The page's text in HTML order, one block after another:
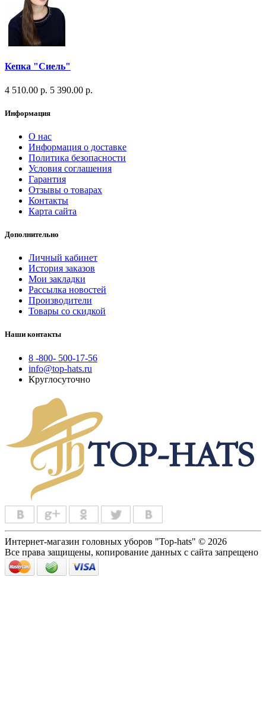
Кепка "Сиель"
4 510.00 р. 5 390.00 р.
Информация
О нас
Информация о доставке
Политика безопасности
Условия соглашения
Гарантия
Отзывы о товарах
Контакты
Карта сайта
Дополнительно
Личный кабинет
История заказов
Мои закладки
Рассылка новостей
Производители
Товары со скидкой
Наши контакты
8 -800- 500-17-56
info@top-hats.ru
Круглосуточно
Интернет-магазин головных уборов "Top-hats" © 2026
Все права защищены, копирование данных с сайта запрещено